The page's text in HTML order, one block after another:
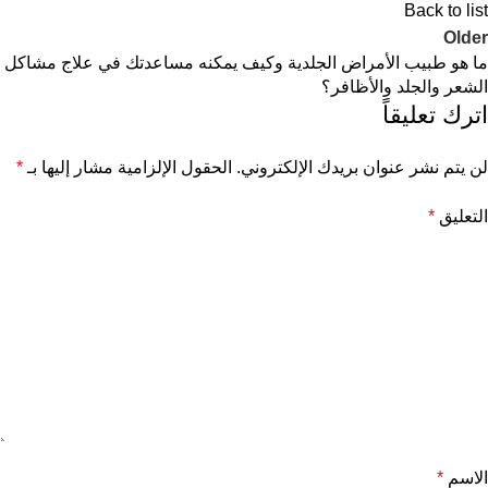
Back to list
Older
ما هو طبيب الأمراض الجلدية وكيف يمكنه مساعدتك في علاج مشاكل
الشعر والجلد والأظافر؟
اترك تعليقاً
لن يتم نشر عنوان بريدك الإلكتروني. الحقول الإلزامية مشار إليها بـ *
التعليق *
الاسم *